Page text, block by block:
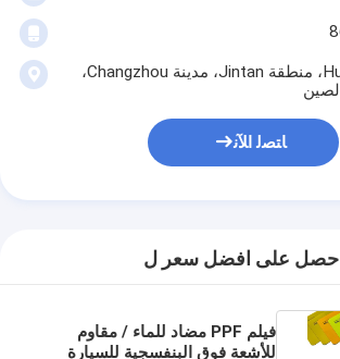
رقم 9، طريق Huihua، منطقة Jintan، مدينة Changzhou،
ﺎﺘﺼﻟ ﺍﻶﻧ
احصل على افضل سعر ل
فيلم PPF مضاد للماء / مقاوم
للأشعة فوق البنفسجية للسيارة